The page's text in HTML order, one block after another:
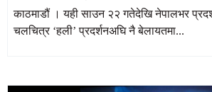
काठमाडौं । यही साउन २२ गतेदेखि नेपालभर
चलचित्र ‘हली’ प्रदर्शनअघि नै बेलायतमा...